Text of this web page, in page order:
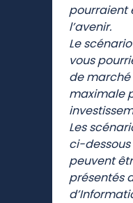
pourraient
l’avenir.
Le
vous
de marché
maximale
Les
ci-dessous
peuvent
présentés